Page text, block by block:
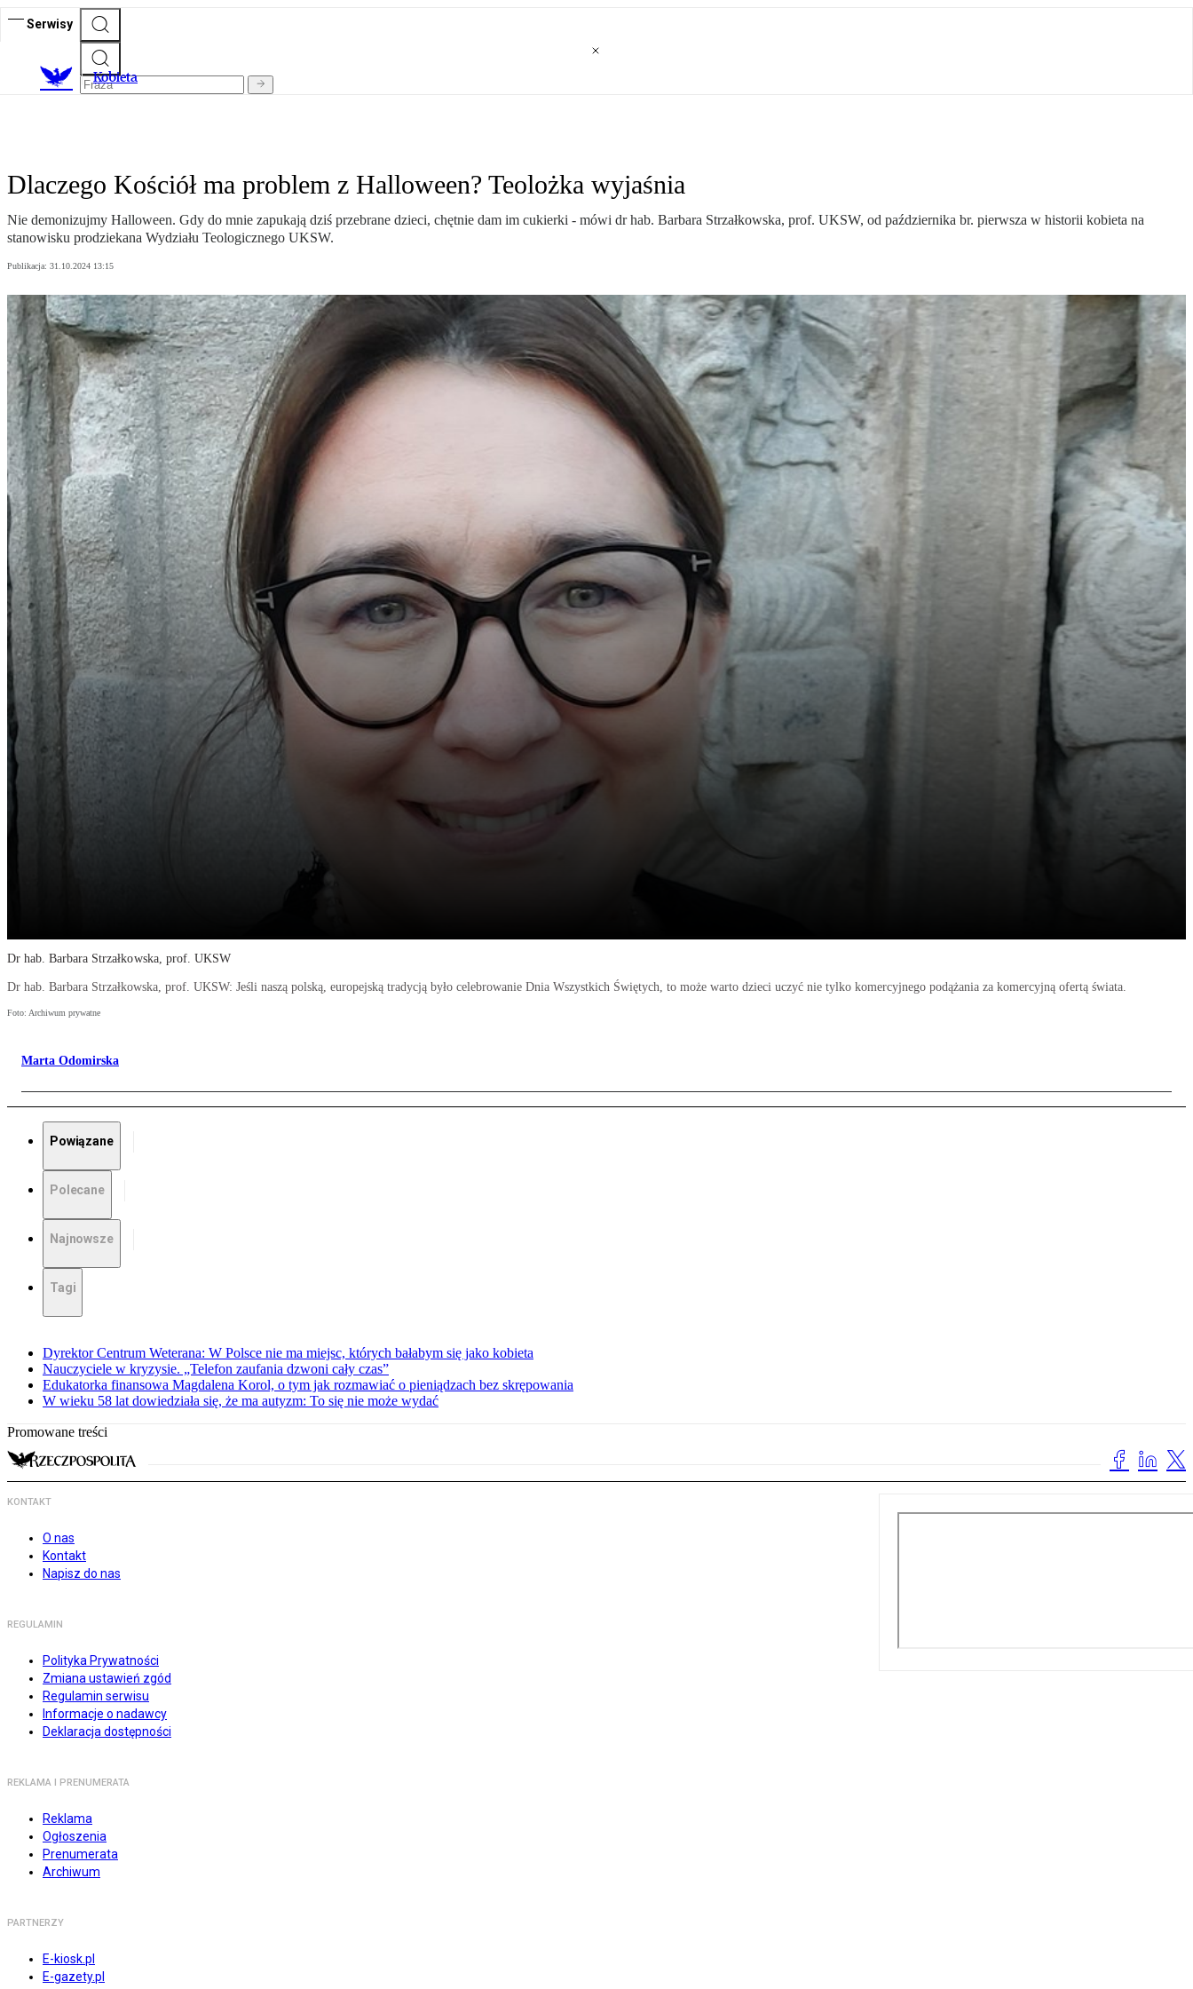
Serwisy
Kobieta
Dlaczego Kościół ma problem z Halloween? Teolożka wyjaśnia
Nie demonizujmy Halloween. Gdy do mnie zapukają dziś przebrane dzieci, chętnie dam im cukierki - mówi dr hab. Barbara Strzałkowska, prof. UKSW, od października br. pierwsza w historii kobieta na
stanowisku prodziekana Wydziału Teologicznego UKSW.
Publikacja: 31.10.2024 13:15
Dr hab. Barbara Strzałkowska, prof. UKSW
Dr hab. Barbara Strzałkowska, prof. UKSW: Jeśli naszą polską, europejską tradycją było celebrowanie Dnia Wszystkich Świętych, to może warto dzieci uczyć nie tylko komercyjnego podążania za komercyjną ofertą świata.
Foto: Archiwum prywatne
Marta Odomirska
Powiązane
Polecane
Najnowsze
Tagi
Dyrektor Centrum Weterana: W Polsce nie ma miejsc, których bałabym się jako kobieta
Nauczyciele w kryzysie. „Telefon zaufania dzwoni cały czas”
Edukatorka finansowa Magdalena Korol, o tym jak rozmawiać o pieniądzach bez skrępowania
W wieku 58 lat dowiedziała się, że ma autyzm: To się nie może wydać
Promowane treści
KONTAKT
O nas
Kontakt
Napisz do nas
REGULAMIN
Polityka Prywatności
Zmiana ustawień zgód
Regulamin serwisu
Informacje o nadawcy
Deklaracja dostępności
REKLAMA I PRENUMERATA
Reklama
Ogłoszenia
Prenumerata
Archiwum
PARTNERZY
E-kiosk.pl
E-gazety.pl